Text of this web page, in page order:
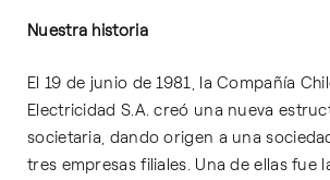
Nuestra historia
El 19 de junio de 1981, la Compañía
Electricidad S.A. creó una nueva
societaria, dando origen a una
tres empresas filiales. Una de ellas fue